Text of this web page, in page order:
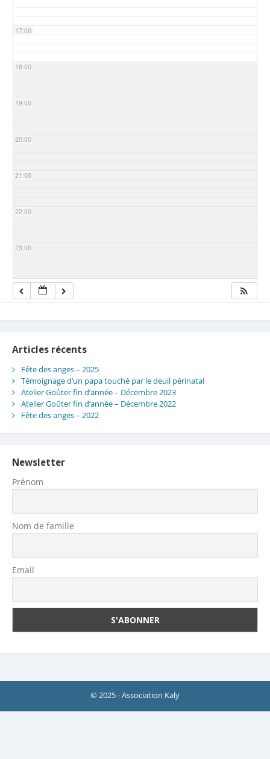
17:00
18:00
19:00
20:00
21:00
22:00
23:00
Articles récents
Fête des anges – 2025
Témoignage d’un papa touché par le deuil périnatal
Atelier Goûter fin d’année – Décembre 2023
Atelier Goûter fin d’année – Décembre 2022
Fête des anges – 2022
Newsletter
Prénom
Nom de famille
Email
© 2025 - Association Kaly